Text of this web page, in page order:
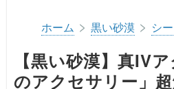
ホーム > 黒い砂漠 > シ
【黒い砂漠】真IV
のアクセサリー」